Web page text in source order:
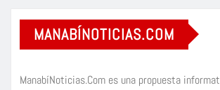
MANABÍNOTICIAS.COM
ManabíNoticias.Com es una propuesta